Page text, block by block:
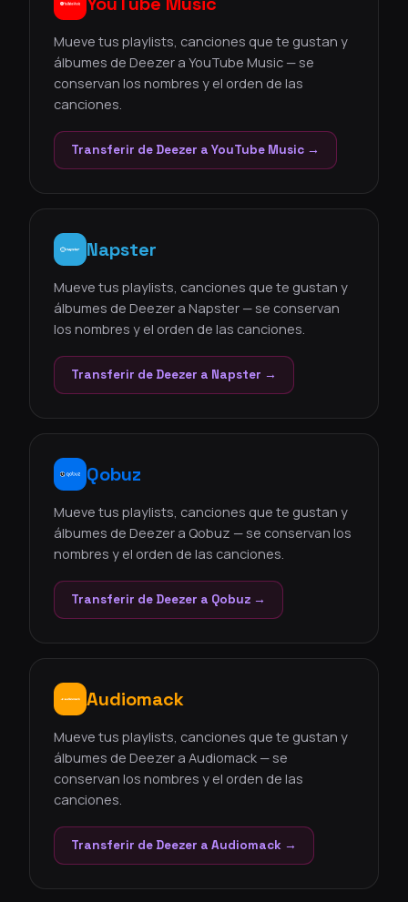
Mueve tus playlists, canciones que te gustan y
álbumes de Deezer a YouTube Music — se
conservan los nombres y el orden de las
canciones.
Transferir de Deezer a YouTube Music →
Napster
Mueve tus playlists, canciones que te gustan y
álbumes de Deezer a Napster — se conservan
los nombres y el orden de las canciones.
Transferir de Deezer a Napster →
Qobuz
Mueve tus playlists, canciones que te gustan y
álbumes de Deezer a Qobuz — se conservan los
nombres y el orden de las canciones.
Transferir de Deezer a Qobuz →
Audiomack
Mueve tus playlists, canciones que te gustan y
álbumes de Deezer a Audiomack — se
conservan los nombres y el orden de las
canciones.
Transferir de Deezer a Audiomack →